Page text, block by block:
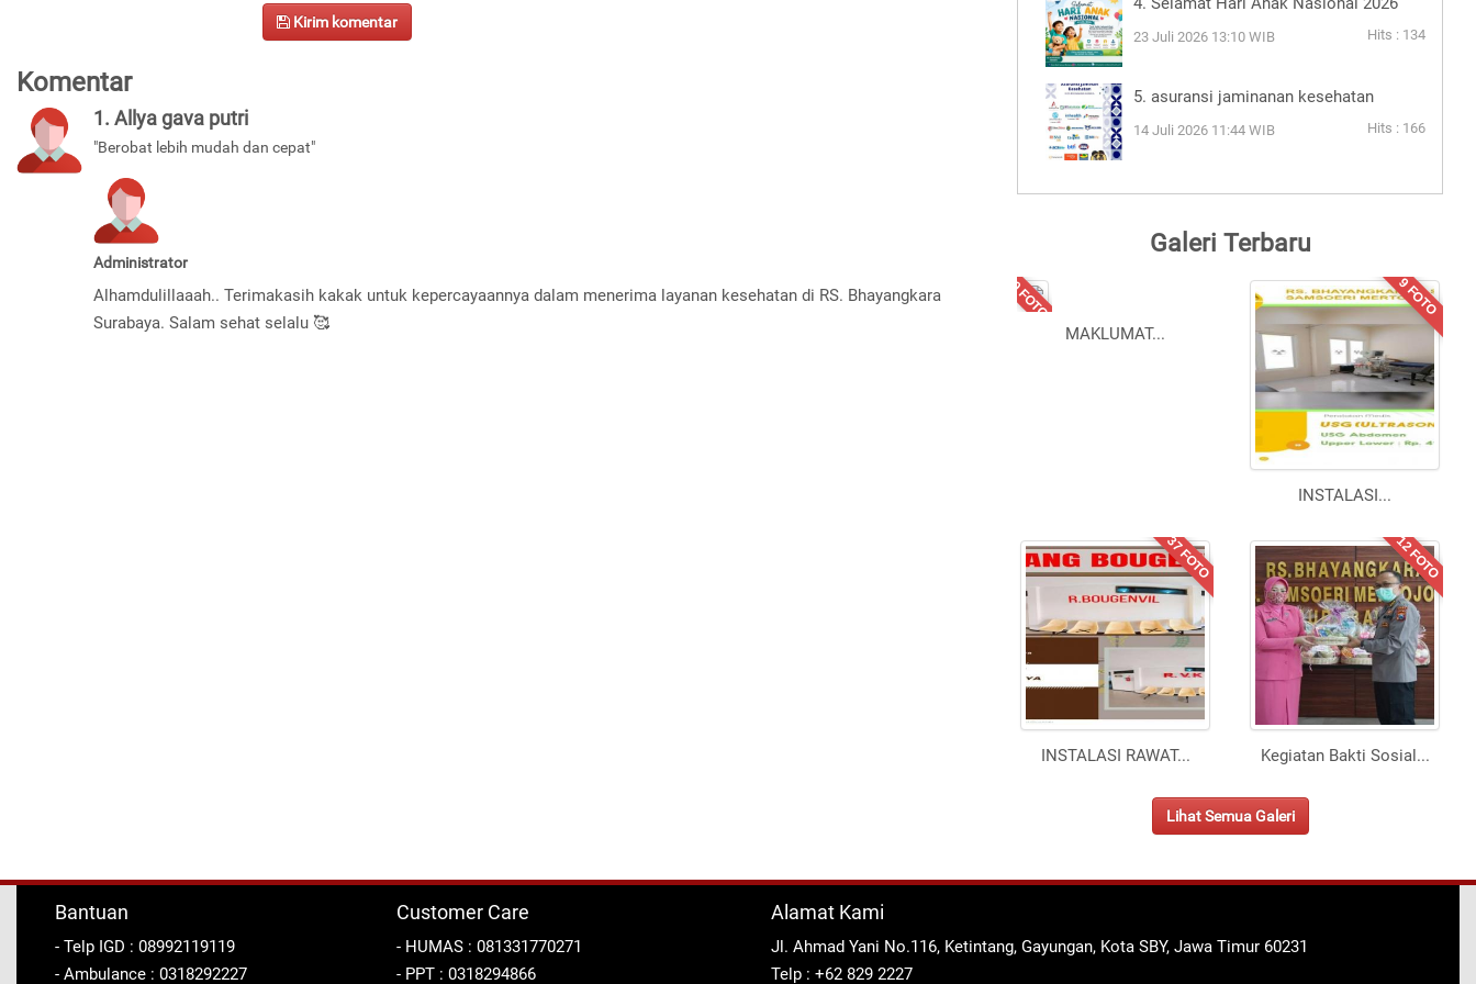
Kirim komentar
Komentar
1. Allya gava putri
"Berobat lebih mudah dan cepat"
Administrator
Alhamdulillaaah.. Terimakasih kakak untuk kepercayaannya dalam menerima layanan kesehatan di RS. Bhayangkara
Surabaya. Salam sehat selalu 🥰
23 Juli 2026 13:10 WIB Hits : 134
5. asuransi jaminanan kesehatan
14 Juli 2026 11:44 WIB Hits : 166
Galeri Terbaru
10 FOTO
MAKLUMAT...
9 FOTO
INSTALASI...
37 FOTO
INSTALASI RAWAT...
12 FOTO
Kegiatan Bakti Sosial...
Lihat Semua Galeri
Bantuan
- Telp IGD : 08992119119
- Ambulance : 0318292227
Customer Care
- HUMAS : 081331770271
- PPT : 0318294866
Alamat Kami
Jl. Ahmad Yani No.116, Ketintang, Gayungan, Kota SBY, Jawa Timur 60231
Telp : +62 829 2227